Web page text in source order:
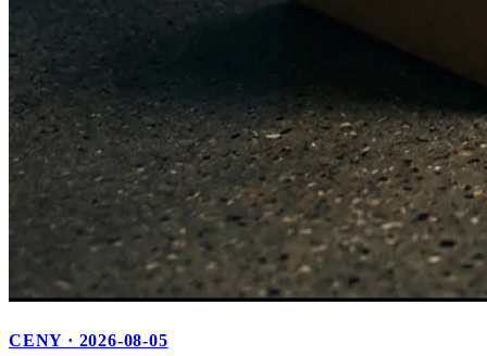
CENY · 2026-08-05